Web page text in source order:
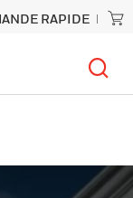
RAPIDE